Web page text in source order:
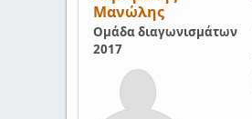
Μανώλης
Ομάδα διαγωνισμάτων
2017